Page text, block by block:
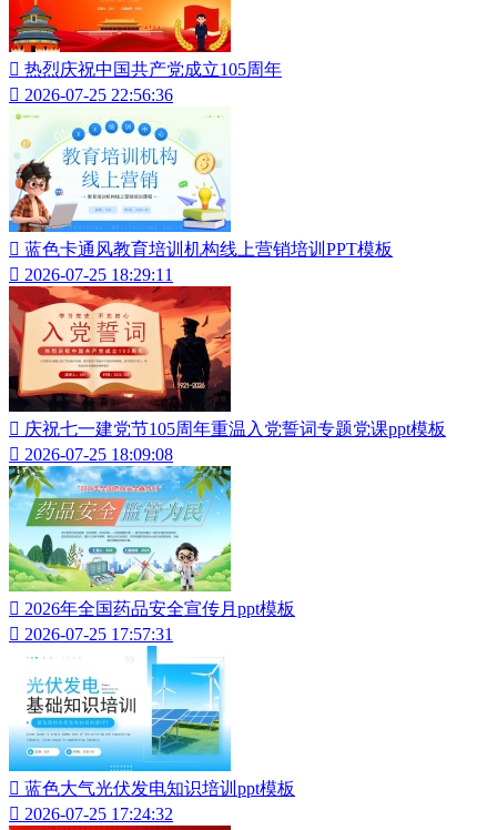
 热烈庆祝中国共产党成立105周年
 2026-07-25 22:56:36
 蓝色卡通风教育培训机构线上营销培训PPT模板
 2026-07-25 18:29:11
 庆祝七一建党节105周年重温入党誓词专题党课ppt模板
 2026-07-25 18:09:08
 2026年全国药品安全宣传月ppt模板
 2026-07-25 17:57:31
 蓝色大气光伏发电知识培训ppt模板
 2026-07-25 17:24:32